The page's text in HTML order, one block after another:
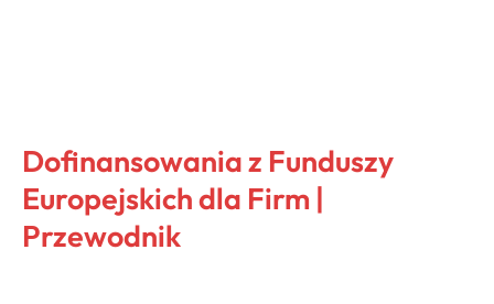
Dofinansowania z Funduszy
Europejskich dla Firm |
Przewodnik